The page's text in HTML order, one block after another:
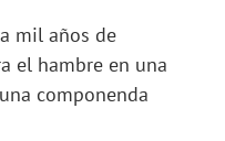
mil años de
el hambre en una
componenda